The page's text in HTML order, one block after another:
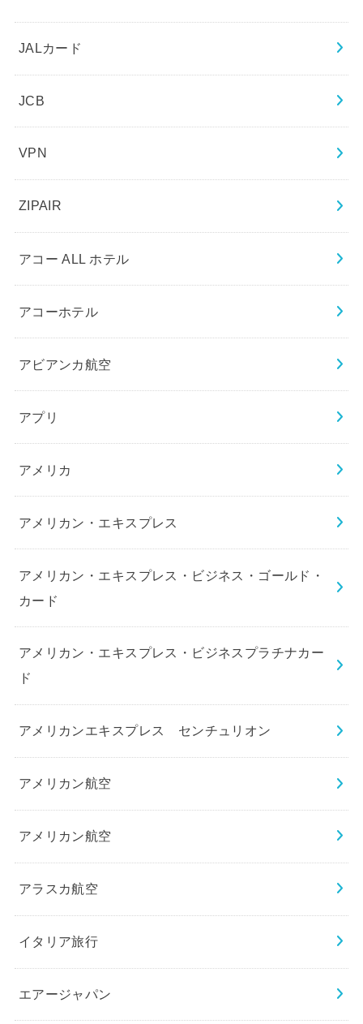
JALカード
JCB
VPN
ZIPAIR
アコー ALL ホテル
アコーホテル
アビアンカ航空
アプリ
アメリカ
アメリカン・エキスプレス
アメリカン・エキスプレス・ビジネス・ゴールド・
カード
アメリカン・エキスプレス・ビジネスプラチナカー
ド
アメリカンエキスプレス センチュリオン
アメリカン航空
アメリカン航空
アラスカ航空
イタリア旅行
エアージャパン